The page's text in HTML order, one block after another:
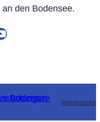
den Bodensee.
Impressum